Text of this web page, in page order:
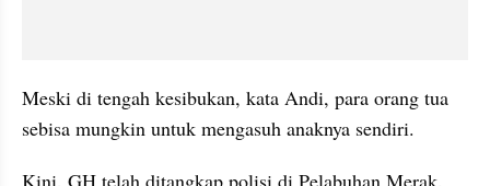
Meski di tengah kesibukan, kata Andi, para orang tua
sebisa mungkin untuk mengasuh anaknya sendiri.
Kini, GH telah ditangkap polisi di Pelabuhan Merak,